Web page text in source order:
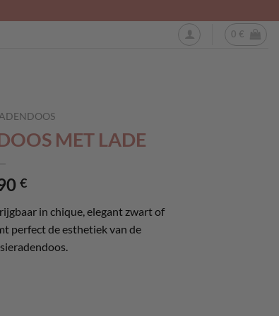
0 €
MET LADE
€
in chique, elegant zwart of
perfect de esthetiek van de